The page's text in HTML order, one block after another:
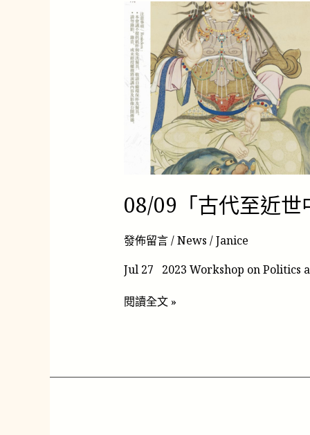
08/09「古代至近
發佈留言/News /Janice
Jul 27 2023 Workshop on Politics
08/09「古
代
至
近
世
中
國
與
的
治
宗
關
閱讀全文 »